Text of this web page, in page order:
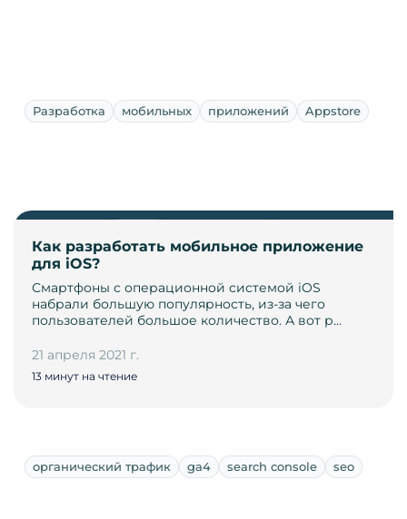
Разработка мобильных приложений Appstore
Как разработать мобильное приложение
для iOS?
Смартфоны с операционной системой iOS
набрали большую популярность, из-за чего
пользователей большое количество. А вот р…
21 апреля 2021 г.
13 минут на чтение
органический трафик ga4 search console seo